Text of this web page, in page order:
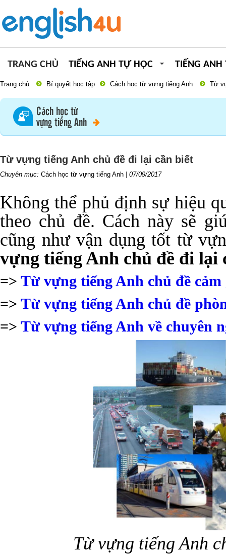
TRANG CHỦ TIẾNG ANH TỰ HỌC TIẾNG ANH
Trang chủ Bí quyết học tập Cách học từ vựng tiếng Anh Từ
Cách học từ
vựng tiếng Anh
Từ vựng tiếng Anh chủ đề đi lại cần biết
Chuyên mục: Cách học từ vựng tiếng Anh 07/09/2017
Không thể phủ định sự hiệu
theo chủ đề. Cách này sẽ
cũng như vận dụng tốt từ
vựng tiếng Anh chủ đề đi lại
=> Từ vựng tiếng Anh chủ đề cảm
=> Từ vựng tiếng Anh chủ đề
=> Từ vựng tiếng Anh về chuyên
Từ vựng tiếng Anh